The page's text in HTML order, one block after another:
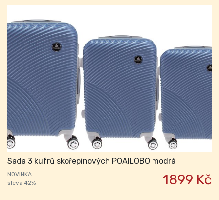
Sada 3 kufrů skořepinových POAILOBO modrá
NOVINKA
sleva 42%
1899 Kč